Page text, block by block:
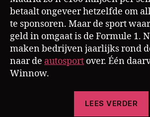
betaalt ongeveer hetzelfde om
te sponsoren. Maar de sport
geld in omgaat is de Formule 1.
maken bedrijven jaarlijks rond
naar de autosport over. Één
Winnow.
LEES VERDER